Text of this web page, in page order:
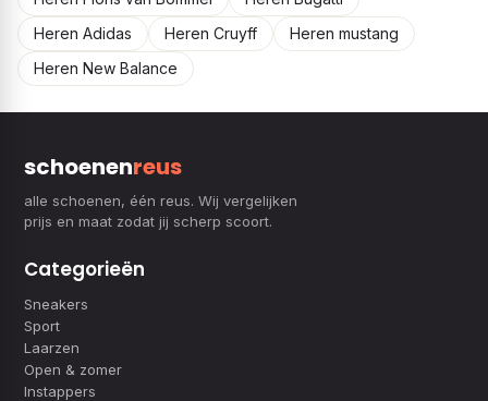
Heren Adidas
Heren Cruyff
Heren mustang
Heren New Balance
schoenenreus
alle schoenen, één reus. Wij vergelijken
prijs en maat zodat jij scherp scoort.
Categorieën
Sneakers
Sport
Laarzen
Open & zomer
Instappers